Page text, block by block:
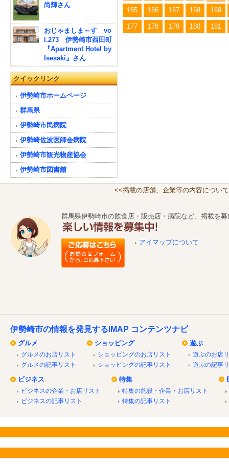
165 166 167 168 169
177 178 179 180 181
尚輝さん
おじゃましま～す vo
l.273 伊勢崎市西田町
『Apartment Hotel by
Isesaki』さん
クイックリンク
伊勢崎市ホームページ
群馬県
伊勢崎市民病院
伊勢崎佐波医師会病院
伊勢崎市観光物産協会
伊勢崎市図書館
<<掲載の店舗、企業等の内容につい
群馬県伊勢崎市の飲食店・販売店・病院など、掲載を
アイマップについて
伊勢崎市の情報を発見するIMAP コンテンツナビ
グルメ
グルメのお店リスト
グルメの記事リスト
ショッピング
ショッピングのお店リスト
ショッピングの記事リスト
遊ぶ
遊ぶのお店
遊ぶの記事
ビジネス
ビジネスの企業・お店リスト
ビジネスの記事リスト
特集
特集の施設・企業・お店リスト
特集の記事リスト